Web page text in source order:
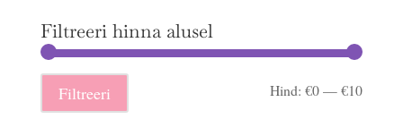
Filtreeri hinna alusel
Filtreeri Hind:€0—€10